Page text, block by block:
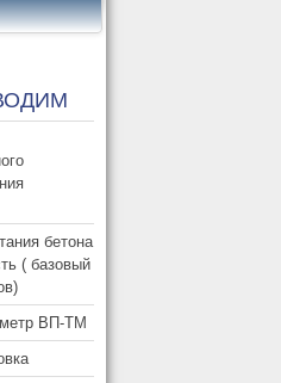
бетона
( базовый
ВП-ТМ